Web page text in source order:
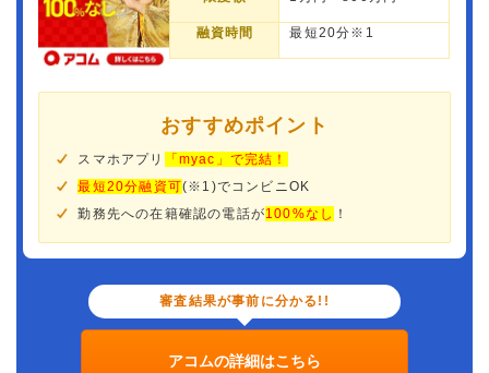
融資時間 最短20分※1
おすすめポイント
スマホアプリ
「myac」で完結！
最短20分融資可(※1)でコンビニOK
勤務先への在籍確認の電話が100%なし ！
審査結果が事前に分かる!!
アコムの詳細はこちら